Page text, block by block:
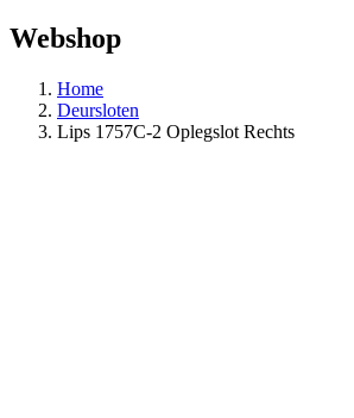
Webshop
Home
Deursloten
Lips 1757C-2 Oplegslot Rechts